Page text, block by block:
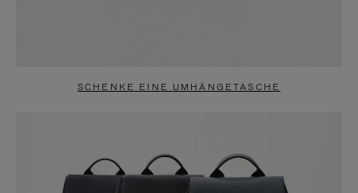
SCHENKE EINE UMHÄNGETASCHE